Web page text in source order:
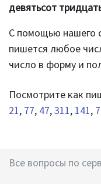
девятьсот
С помощью нашего
пишется любое
число в форму и
Посмотрите как
21, 77, 47,311, 141,
Все вопросы по